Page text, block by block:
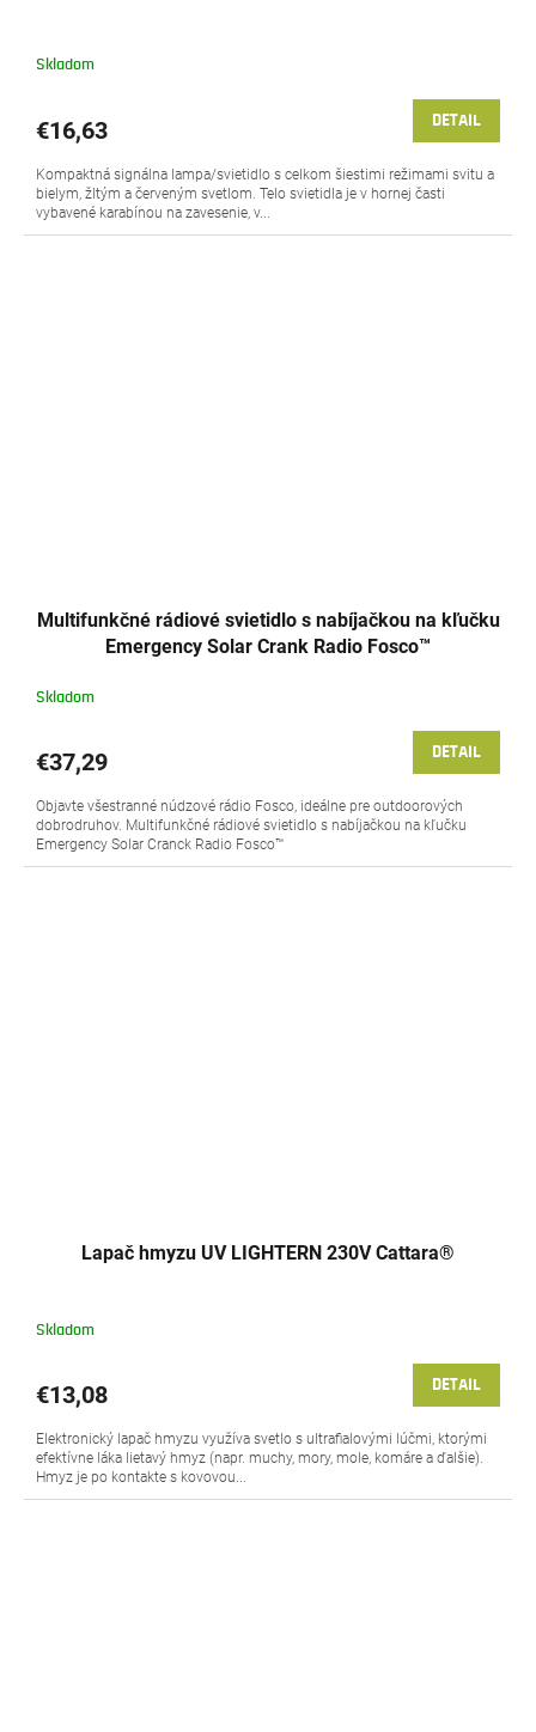
Skladom
€16,63 DETAIL
Kompaktná signálna lampa/svietidlo s celkom šiestimi režimami svitu a
bielym, žltým a červeným svetlom. Telo svietidla je v hornej časti
vybavené karabínou na zavesenie, v...
Multifunkčné rádiové svietidlo s nabíjačkou na kľučku
Emergency Solar Crank Radio Fosco™
Skladom
€37,29 DETAIL
Objavte všestranné núdzové rádio Fosco, ideálne pre outdoorových
dobrodruhov. Multifunkčné rádiové svietidlo s nabíjačkou na kľučku
Emergency Solar Cranck Radio Fosco™
Lapač hmyzu UV LIGHTERN 230V Cattara®
Skladom
€13,08 DETAIL
Elektronický lapač hmyzu využíva svetlo s ultrafialovými lúčmi, ktorými
efektívne láka lietavý hmyz (napr. muchy, mory, mole, komáre a ďalšie).
Hmyz je po kontakte s kovovou...